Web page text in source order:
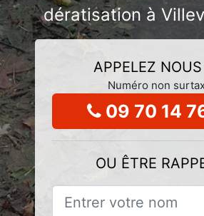
dératisation à
APPELEZ
Numéro non
09 70 14
OU ÊTRE